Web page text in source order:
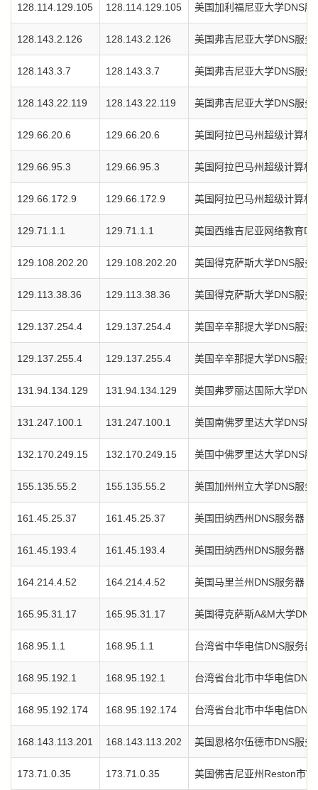
128.114.129.105 128.114.129.105 美国加利福尼亚大学DNS服
128.143.2.126 128.143.2.126 美国弗吉尼亚大学DNS服务
128.143.3.7 128.143.3.7 美国弗吉尼亚大学DNS服务
128.143.22.119 128.143.22.119 美国弗吉尼亚大学DNS服务
129.66.20.6 129.66.20.6 美国阿拉巴马州超级计算机
129.66.95.3 129.66.95.3 美国阿拉巴马州超级计算机
129.66.172.9 129.66.172.9 美国阿拉巴马州超级计算机
129.71.1.1 129.71.1.1 美国西维吉尼亚网络教育
129.108.202.20 129.108.202.20 美国得克萨斯大学DNS服务
129.113.38.36 129.113.38.36 美国得克萨斯大学DNS服务
129.137.254.4 129.137.254.4 美国辛辛那提大学DNS服务
129.137.255.4 129.137.255.4 美国辛辛那提大学DNS服务
131.94.134.129 131.94.134.129 美国弗罗丽达国际大学DNS
131.247.100.1 131.247.100.1 美国南佛罗里达大学DNS服
132.170.249.15 132.170.249.15 美国中佛罗里达大学DNS服
155.135.55.2 155.135.55.2 美国加州州立大学DNS服务
161.45.25.37 161.45.25.37 美国田纳西州DNS服务器
161.45.193.4 161.45.193.4 美国田纳西州DNS服务器
164.214.4.52 164.214.4.52 美国马里兰州DNS服务器
165.95.31.17 165.95.31.17 美国得克萨斯A&M大学
168.95.1.1 168.95.1.1 台湾省中华电信DNS服务器
168.95.192.1 168.95.192.1 台湾省台北市中华电信DNS
168.95.192.174 168.95.192.174 台湾省台北市中华电信DNS
168.143.113.201 168.143.113.202 美国恩格尔伍德市DNS服务
173.71.0.35 173.71.0.35 美国佛吉尼亚州Reston市